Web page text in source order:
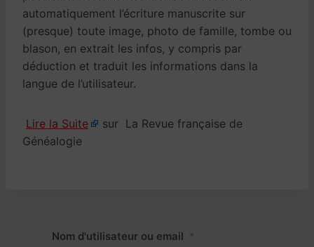
automatiquement l’écriture manuscrite sur
(presque) toute image, photo de famille, tombe ou
blason, en extrait les infos, y compris par
déduction et traduit les informations dans la
langue de l’utilisateur.
Lire la Suite
sur La Revue française de
Généalogie
Nom d'utilisateur ou email